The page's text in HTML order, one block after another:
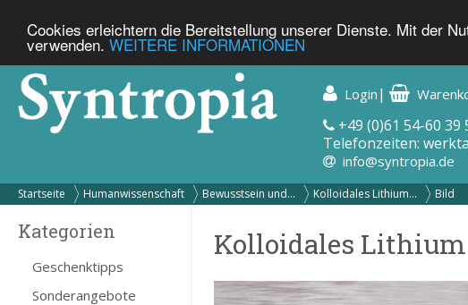
Cookies erleichtern die Bereitstellung unserer Dienste. Mit der
verwenden. WEITERE INFORMATIONEN
Login |
+49 (0)61 54-60 39
Telefonzeiten:
info@syntropia.de
Startseite Humanwissenschaft Bewusstsein und... Kolloidales Lithium... Bild
Kategorien
Geschenktipps
Sonderangebote
Kolloidales